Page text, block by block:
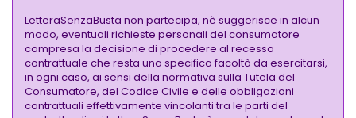
LetteraSenzaBusta non partecipa, nè suggerisce in alcun
modo, eventuali richieste personali del consumatore
compresa la decisione di procedere al recesso
contrattuale che resta una specifica facoltà da esercitarsi,
in ogni caso, ai sensi della normativa sulla Tutela del
Consumatore, del Codice Civile e delle obbligazioni
contrattuali effettivamente vincolanti tra le parti del